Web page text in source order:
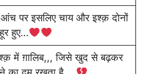
पर इसलिए चाय और इश्क़ दोनों
हुए…
में ग़ालिब,,, जिसे खुद से बढ़कर